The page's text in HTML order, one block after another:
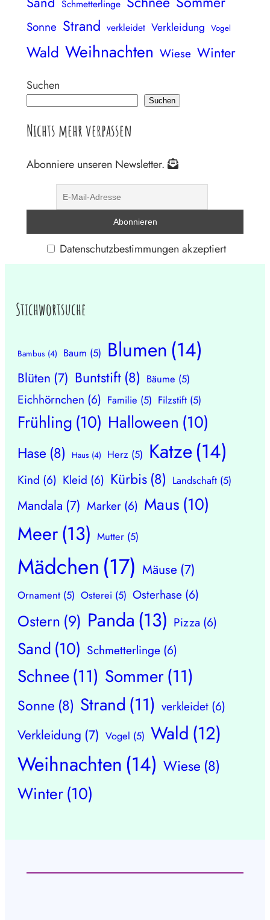
Schmetterlinge
Sonne Strand verkleidet Verkleidung Vogel
Wald Weihnachten Wiese Winter
Suchen
Suchen
Nichts mehr verpassen
Abonniere unseren Newsletter.
Datenschutzbestimmungen akzeptiert
Stichwortsuche
Bambus (4) Baum (5) Blumen(14)
Blüten (7) Buntstift (8) Bäume (5)
Eichhörnchen (6) Familie (5) Filzstift (5)
Frühling (10) Halloween (10)
Hase (8) Haus (4) Herz (5) Katze(14)
Kind (6) Kleid (6) Kürbis (8) Landschaft (5)
Mandala (7) Marker (6) Maus (10)
Meer(13) Mutter (5)
Mädchen (17) Mäuse (7)
Ornament (5) Osterei (5) Osterhase (6)
Ostern (9) Panda (13) Pizza (6)
Sand (10) Schmetterlinge (6)
Schnee(11) Sommer(11)
Sonne (8) Strand (11) verkleidet (6)
Verkleidung (7) Vogel (5) Wald (12)
Weihnachten(14) Wiese (8)
Winter(10)